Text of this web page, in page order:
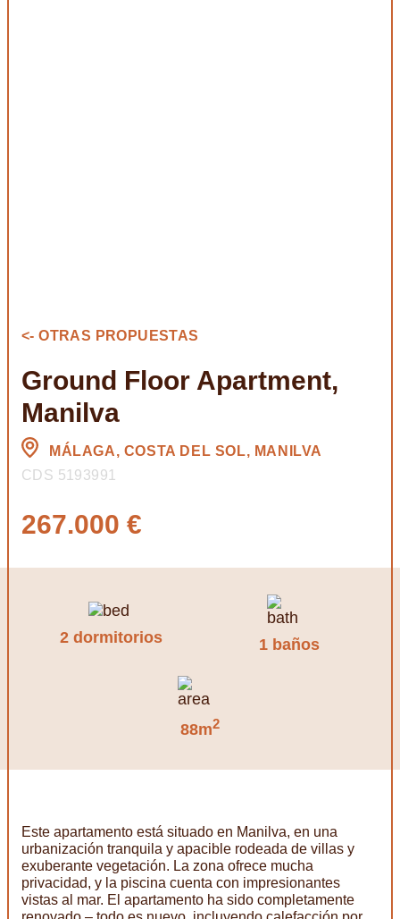
<- OTRAS PROPUESTAS
Ground Floor Apartment,
Manilva
MÁLAGA, COSTA DEL SOL, MANILVA
CDS 5193991
267.000 €
2 dormitorios 1 baños
88m2
Este apartamento está situado en Manilva, en una
urbanización tranquila y apacible rodeada de villas y
exuberante vegetación. La zona ofrece mucha
privacidad, y la piscina cuenta con impresionantes
vistas al mar. El apartamento ha sido completamente